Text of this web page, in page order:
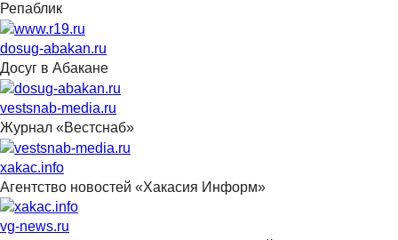
Репаблик
dosug-abakan.ru
Досуг в Абакане
vestsnab-media.ru
Журнал «Вестснаб»
xakac.info
Агентство новостей «Хакасия Информ»
vg-news.ru